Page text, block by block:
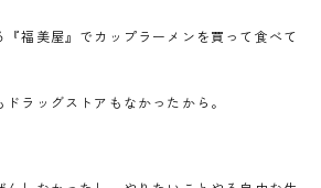
福美屋』でカップラーメンを買って食べて
ラッグストアもなかったから。